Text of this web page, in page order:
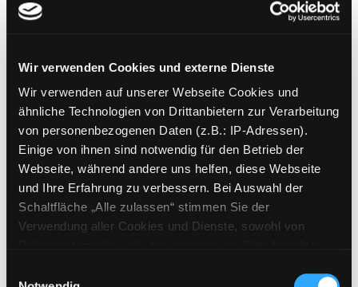
Wir verwenden Cookies und externe Dienste
Wir verwenden auf unserer Webseite Cookies und
ähnliche Technologien von Drittanbietern zur Verarbeitung
von personenbezogenen Daten (z.B.: IP-Adressen).
Einige von ihnen sind notwendig für den Betrieb der
Webseite, während andere uns helfen, diese Webseite
und Ihre Erfahrung zu verbessern. Bei Auswahl der
Schaltfläche „Alle zulassen“ stimmen Sie der
Verwendung aller Cookies und Dienste, sowohl von
Cookies von Drittanbietern, eine Verarbeitung in
Exemplar-Details von Geschichten aus dem
Jahr:2012
Verlag:Wiesbaden, Rheingauer
Verl.-Haus
Exemplar-Details von Terror anzeigen
Mediengruppe:Belletristik
Terror
ein Theaterstück und eine Rede
Verfasser:Schirach, Ferdinand von
Jahr:2016 Verlag: München, Btb